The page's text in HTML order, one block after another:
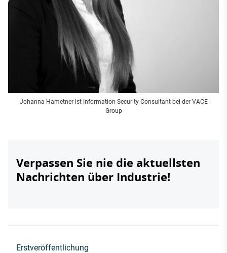
Johanna Hametner ist Information Security Consultant bei der VACE
Group
Verpassen Sie nie die aktuellsten
Nachrichten über Industrie!
Erstveröffentlichung